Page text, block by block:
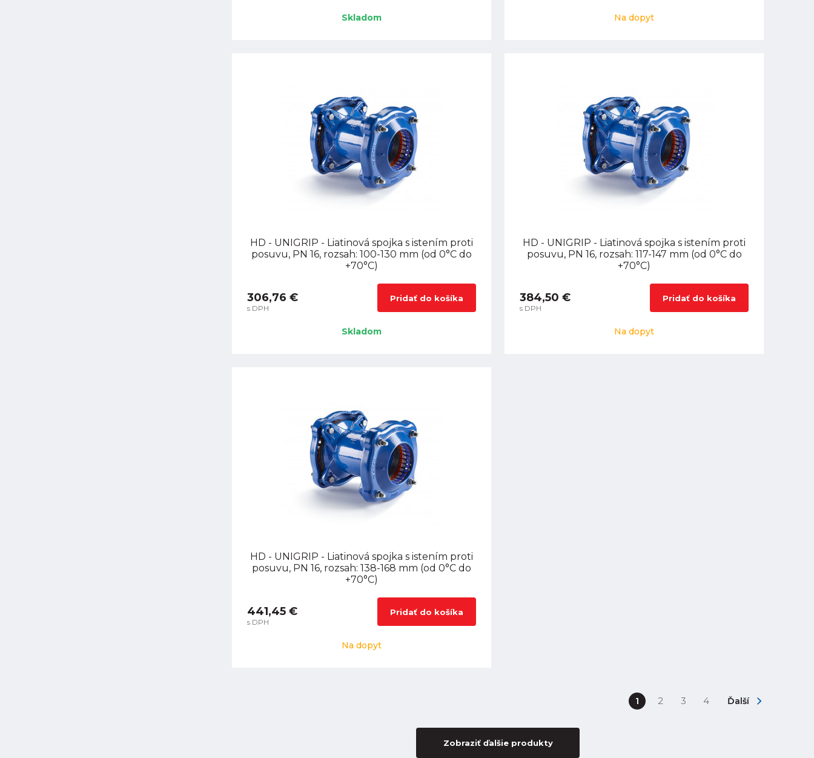
Skladom Na dopyt
HD - UNIGRIP - Liatinová spojka s istením proti
posuvu, PN 16, rozsah: 100-130 mm (od 0°C do
+70°C)
306,76 €
s DPH
Pridať do košíka
Skladom
HD - UNIGRIP - Liatinová spojka s istením proti
posuvu, PN 16, rozsah: 117-147 mm (od 0°C do
+70°C)
384,50 €
s DPH
Pridať do košíka
Na dopyt
HD - UNIGRIP - Liatinová spojka s istením proti
posuvu, PN 16, rozsah: 138-168 mm (od 0°C do
+70°C)
441,45 €
s DPH
Pridať do košíka
Na dopyt
1 2 3 4 Ďalší
Zobraziť ďalšie produkty